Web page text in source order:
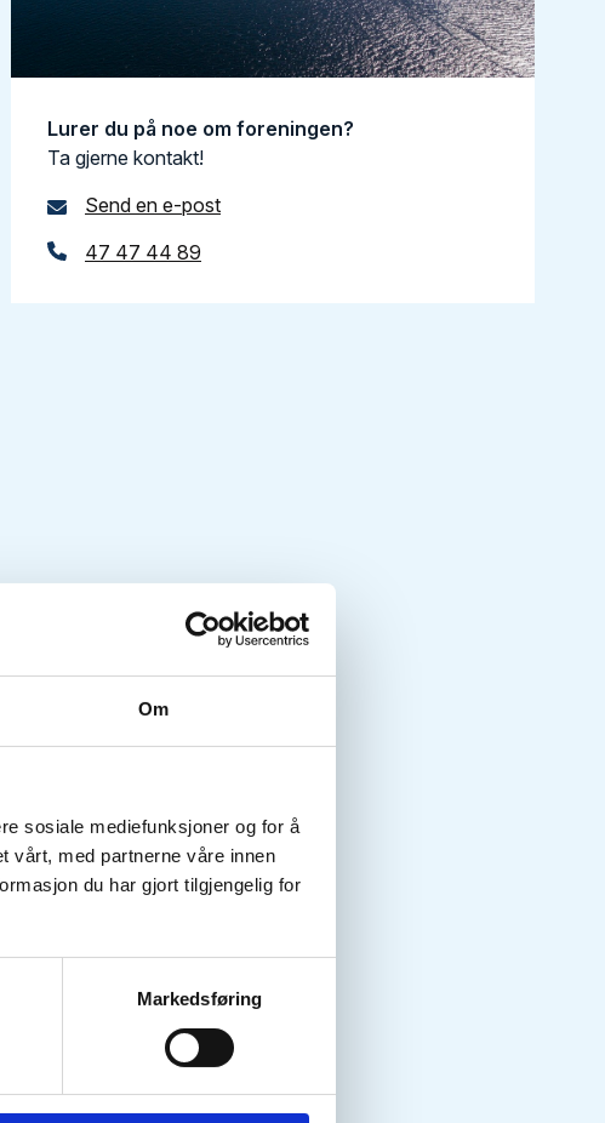
Om
sosiale mediefunksjoner og for å
vårt, med partnerne våre innen
du har gjort tilgjengelig for
Markedsføring
Lurer du på noe om foreningen?
Ta gjerne kontakt!
Send en e-post
47 47 44 89